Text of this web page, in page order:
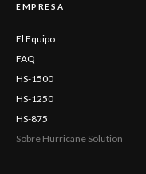
EMPRESA
El Equipo
FAQ
HS-1500
HS-1250
HS-875
Sobre Hurricane Solution